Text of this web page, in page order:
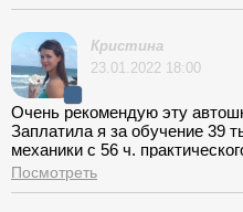
Кристина
23.01.2022 18:00
Очень рекомендую эту
Заплатила я за обучение 39
механики с 56 ч.
второй попытки. Для
центральный офис на
Посмотреть